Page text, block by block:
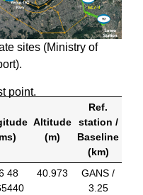
sites (Ministry of
point.
Altitude
(m)
Ref.
station /
Baseline
(km)
48
40.973
GANS /
3.25